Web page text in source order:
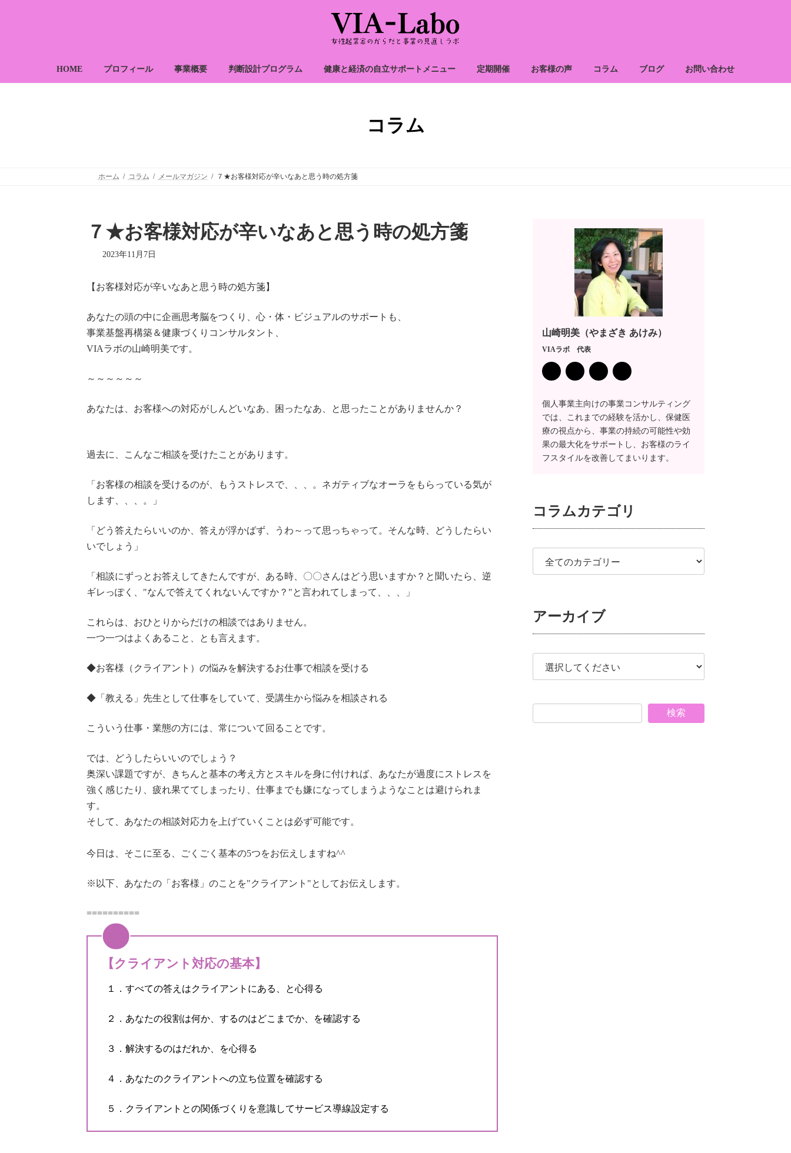
HOME プロフィール 事業概要 判断設計プログラム 健康と経済の自立サポートメニュー 定期開催 お客様の声 コラム ブログ お問い合わせ
コラム
ホーム コラム メールマガジン ７★お客様対応が辛いなあと思う時の処方箋
７★お客様対応が辛いなあと思う時の処方箋
2023年11月7日
【お客様対応が辛いなあと思う時の処方箋】
あなたの頭の中に企画思考脳をつくり、心・体・ビジュアルのサポートも、
事業基盤再構築＆健康づくりコンサルタント、
VIAラボの山崎明美です。
～～～～～～
あなたは、お客様への対応がしんどいなあ、困ったなあ、と思ったことがありませんか？
過去に、こんなご相談を受けたことがあります。
「お客様の相談を受けるのが、もうストレスで、、、。ネガティブなオーラをもらっている気が
します、、、。」
「どう答えたらいいのか、答えが浮かばず、うわ～って思っちゃって。そんな時、どうしたらい
いでしょう」
「相談にずっとお答えしてきたんですが、ある時、〇〇さんはどう思いますか？と聞いたら、逆
ギレっぽく、"なんで答えてくれないんですか？"と言われてしまって、、、」
これらは、おひとりからだけの相談ではありません。
一つ一つはよくあること、とも言えます。
◆お客様（クライアント）の悩みを解決するお仕事で相談を受ける
◆「教える」先生として仕事をしていて、受講生から悩みを相談される
こういう仕事・業態の方には、常について回ることです。
では、どうしたらいいのでしょう？
奥深い課題ですが、きちんと基本の考え方とスキルを身に付ければ、あなたが過度にストレスを
強く感じたり、疲れ果ててしまったり、仕事までも嫌になってしまうようなことは避けられま
す。
そして、あなたの相談対応力を上げていくことは必ず可能です。
今日は、そこに至る、ごくごく基本の5つをお伝えしますね^^
※以下、あなたの「お客様」のことを"クライアント"としてお伝えします。
==========
【クライアント対応の基本】
１．すべての答えはクライアントにある、と心得る
２．あなたの役割は何か、するのはどこまでか、を確認する
３．解決するのはだれか、を心得る
４．あなたのクライアントへの立ち位置を確認する
５．クライアントとの関係づくりを意識してサービス導線設定する
山崎明美（やまざき あけみ）
VIAラボ 代表
個人事業主向けの事業コンサルティング
では、これまでの経験を活かし、保健医
療の視点から、事業の持続の可能性や効
果の最大化をサポートし、お客様のライ
フスタイルを改善してまいります。
コラムカテゴリ
アーカイブ
検索